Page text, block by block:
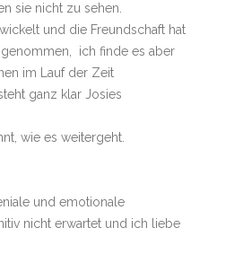
sie nicht zu sehen.
und die Freundschaft hat
ich finde es aber
im Lauf der Zeit
ganz klar Josies
wie es weitergeht.
und emotionale
nicht erwartet und ich liebe